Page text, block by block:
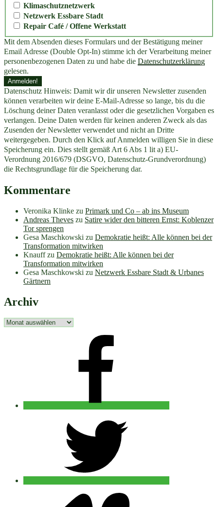
Klimaschutznetzwerk
Netzwerk Essbare Stadt
Repair Café / Offene Werkstatt
Mit dem Absenden dieses Formulars und der Bestätigung meiner
Email Adresse (Double Opt-In) stimme ich der Verarbeitung meiner
personenbezogenen Daten zu und habe die Datenschutzerklärung
gelesen.
Datenschutz Hinweis: Damit wir dir unseren Newsletter zusenden
können verarbeiten wir deine E-Mail-Adresse so lange, bis du die
Löschung deiner Daten veranlasst oder die gesetzlichen Vorgaben es
verlangen. Deine Daten werden für keinen anderen Zweck als das
Zusenden der Newsletter verwendet und nicht an Dritte
weitergegeben. Durch den Klick auf Anmelden willigen Sie in diese
Speicherung ein. Dies stellt gemäß Art 6 Abs 1 lit a) EU-
Verordnung 2016/679 (DSGVO, Datenschutz-Grundverordnung)
die Rechtsgrundlage für die Speicherung dar.
Kommentare
Veronika Klinke zu Primark und Co – ab ins Museum
Andreas Theves zu Satire wider den bitteren Ernst: Koblenzer
Tor sprengen
Gesa Maschkowski zu Demokratie heißt: Alle können bei der
Transformation mitwirken
Knauffzu Demokratie heißt: Alle können bei der
Transformation mitwirken
Gesa Maschkowski zu Netzwerk Essbare Stadt & Urbanes
Gärtnern
Archiv
Archiv